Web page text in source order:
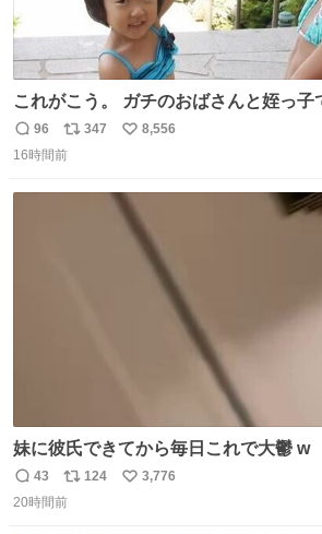
これがこう。 ガチのおばさんと姪っ子です。 （身長抜かさ
返
信
96
リ
ポ
347
い
数
8,556
16時間前
妹に彼氏できてから毎日これで大鬱 w
返
信
43
リ
ポ
124
い
3,776
20時間前